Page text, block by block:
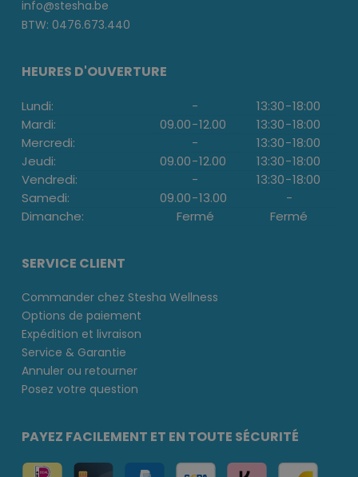
info@stesha.be
BTW: 0476.673.440
HEURES D'OUVERTURE
Lundi: - 13:30-18:00
Mardi:
09.00-12.00 13:30-18:00
Mercredi:
- 13:30-18:00
Jeudi:
09.00-12.00 13:30-18:00
Vendredi:
- 13:30-18:00
Samedi:
09.00-13.00
-
Dimanche:
Fermé Fermé
SERVICE CLIENT
Commander chez Stesha Wellness
Options de paiement
Expédition et livraison
Service & Garantie
Annuler ou retourner
Posez votre question
PAYEZ FACILEMENT ET EN TOUTE SÉCURITÉ